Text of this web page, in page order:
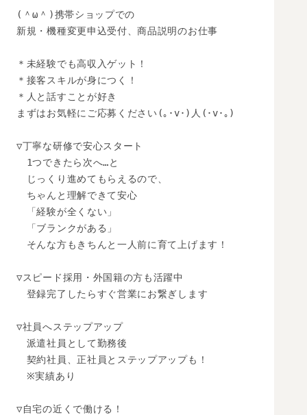
(＾ω＾)携帯ショップでの
新規・機種変更申込受付、商品説明のお仕事
＊未経験でも高収入ゲット！
＊接客スキルが身につく！
＊人と話すことが好き
まずはお気軽にご応募ください(｡･v･)人(･v･｡)
▽丁寧な研修で安心スタート
1つできたら次へ…と
じっくり進めてもらえるので、
ちゃんと理解できて安心
「経験が全くない」
「ブランクがある」
そんな方もきちんと一人前に育て上げます！
▽スピード採用・外国籍の方も活躍中
登録完了したらすぐ営業にお繋ぎします
▽社員へステップアップ
派遣社員として勤務後
契約社員、正社員とステップアップも！
※実績あり
▽自宅の近くで働ける！